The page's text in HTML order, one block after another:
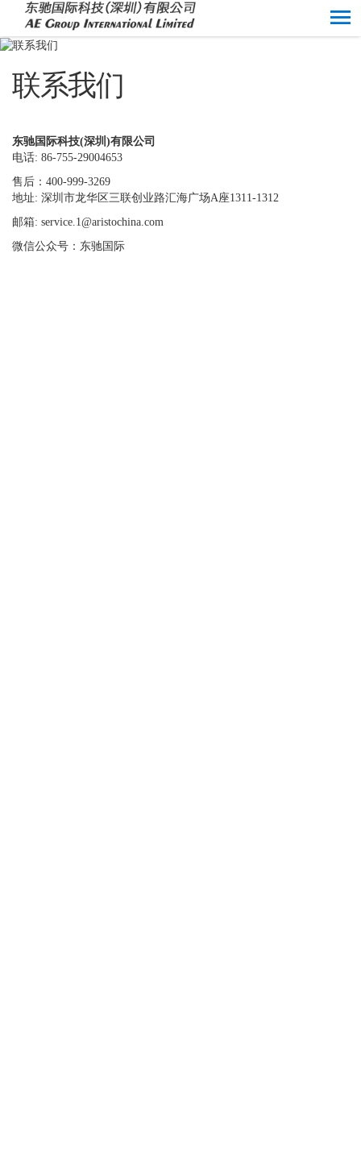
联系我们
东驰国际科技(深圳)有限公司
电话: 86-755-29004653
售后：400-999-3269
地址: 深圳市龙华区三联创业路汇海广场A座1311-1312
邮箱: service.1@aristochina.com
微信公众号：东驰国际